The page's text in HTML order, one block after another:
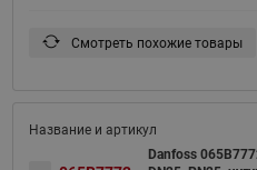
Смотреть похожие товары
Danfoss